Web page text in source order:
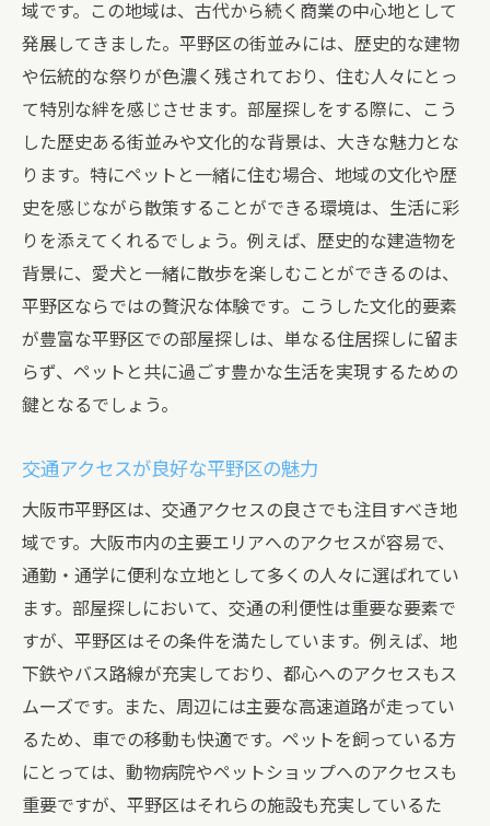
ペットのための環境チェックリスト
賃貸契約時に確認すべき重要事項
周辺環境の安全性とペットの散歩道
信頼できる不動産業者の選び方
大阪市平野区での部屋探しペットとの新生活を
始めるためのステップ
予算設定と資金計画の立て方
物件検索サイトを活用する方法
内見時に確認すべきポイント
申し込みから契約までの流れ
引っ越し前に準備すべき事項
ペット可物件の探し方大阪市平野区での部屋探
し成功の秘訣
検索エンジンを駆使した効率的な探し方
SNSや口コミを活用した情報収集
不動産エージェントとの連携方法
ペット可物件専門のサイトを活用
オフラインでの物件探しのメリット
成功する部屋探しのための行動計画
大阪市平野区で安心してペットと暮らせる部屋
探しのコツ
域です。この地域は、古代から続く商業の中心地として
発展してきました。平野区の街並みには、歴史的な建物
や伝統的な祭りが色濃く残されており、住む人々にとっ
て特別な絆を感じさせます。部屋探しをする際に、こう
した歴史ある街並みや文化的な背景は、大きな魅力とな
ります。特にペットと一緒に住む場合、地域の文化や歴
史を感じながら散策することができる環境は、生活に彩
りを添えてくれるでしょう。例えば、歴史的な建造物を
背景に、愛犬と一緒に散歩を楽しむことができるのは、
平野区ならではの贅沢な体験です。こうした文化的要素
が豊富な平野区での部屋探しは、単なる住居探しに留ま
らず、ペットと共に過ごす豊かな生活を実現するための
鍵となるでしょう。
交通アクセスが良好な平野区の魅力
大阪市平野区は、交通アクセスの良さでも注目すべき地
域です。大阪市内の主要エリアへのアクセスが容易で、
通勤・通学に便利な立地として多くの人々に選ばれてい
ます。部屋探しにおいて、交通の利便性は重要な要素で
すが、平野区はその条件を満たしています。例えば、地
下鉄やバス路線が充実しており、都心へのアクセスもス
ムーズです。また、周辺には主要な高速道路が走ってい
るため、車での移動も快適です。ペットを飼っている方
にとっては、動物病院やペットショップへのアクセスも
重要ですが、平野区はそれらの施設も充実しているた